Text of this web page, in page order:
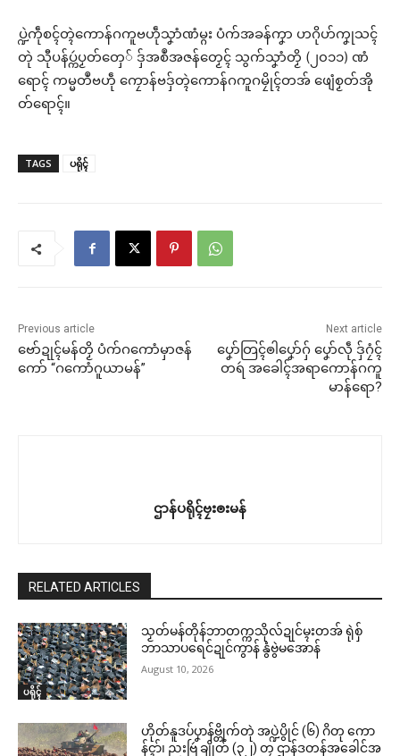
ပ္ဍဲကဵုစၚ်တ္ၚဲကောန်ဂကူဗဟဵုသၞာံဏံမ္ဂး ပံက်အခန်ကၞာ ဟဂိုဟ်ကၞုသၚ်
တုဲ သီုပန်ပ္ကဴပၟတ်တှေ် ဒှ်အစဳအဇန်တၟေၚ် သွက်သၞာံတၟိ (၂၀၁၁) ဏံ
ရောၚ် ကမ္မတဳဗဟဵု ကၠောန်ဗဒှ်တ္ၚဲကောန်ဂကူဂမၠိုၚ်တအ် ဖျေံစၟတ်အို
တ်ရောၚ်။
TAGS ပရိုၚ်
Previous article
ဗော်ဍုၚ်မန်တၟိ ပံက်ဂကောံမှာဇန်
ကော် “ဂကောံဂူယာမန်”
Next article
ပၞော်တြၚ်ၜါပၞော်ဂှ် ပၞော်လဵု ဒှ်ဂၠံၚ်
တရဴ အခေါၚ်အရာကောန်ဂကူ
မာန်ရော?
ဌာန်ပရိုၚ်ဗၠးၜးမန်
RELATED ARTICLES
ပရိုၚ်
သၟတ်မန်တိုန်ဘာတက္ကသိုလ်ဍုင်မ္ၚးတအ် ရုဲစှ်
ဘာသာပရေင်ဍုင်ကွာန် နွံဗွဲမအောန်
August 10, 2026
ဟိုတ်နူဒပ်ပၞာန်ဗ္တိုက်တုဲ အပ္ဍဲပွိုင် (၆) ဂိတု ကော
န်ၚာ်၊ ညးဗြဴ ချိုတ် (၃၂) တၠ ဌာန်ဒတန်အခေါင်အ